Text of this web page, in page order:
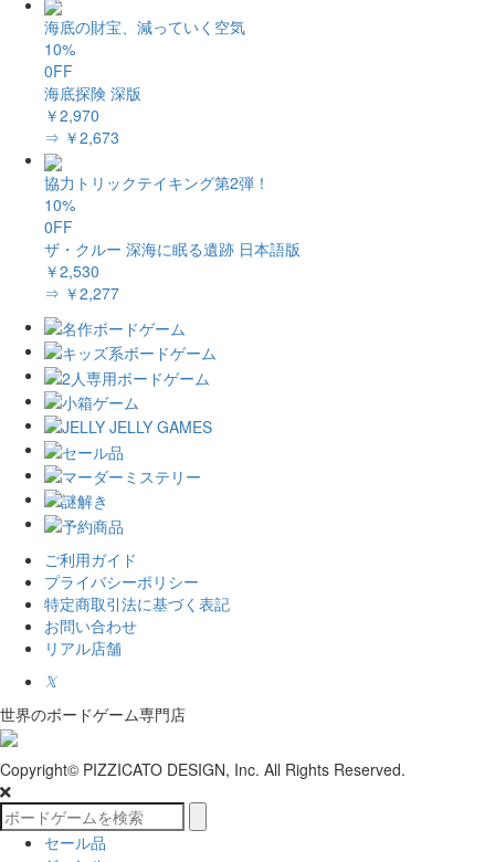
海底の財宝、減っていく空気
10%
0FF
海底探険 深版
￥2,970
⇒ ￥2,673
協力トリックテイキング第2弾！
10%
0FF
ザ・クルー 深海に眠る遺跡 日本語版
￥2,530
⇒ ￥2,277
ご利用ガイド
プライバシーポリシー
特定商取引法に基づく表記
お問い合わせ
リアル店舗
𝕏
世界のボードゲーム専門店
Copyright© PIZZICATO DESIGN, Inc. All Rights Reserved.
セール品